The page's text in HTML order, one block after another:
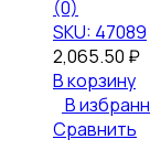
(0)
SKU: 47089
2,065.50 ₽
В корзину
В
Сравнить